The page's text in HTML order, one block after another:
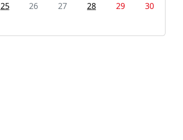
25 26 27 28 29
30